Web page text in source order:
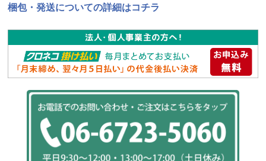
梱包・発送についての詳細はコチラ